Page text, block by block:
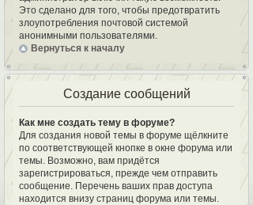
Это сделано для того, чтобы предотвратить
злоупотребления почтовой системой
анонимными пользователями.
Вернуться к началу
Создание сообщений
Как мне создать тему в форуме?
Для создания новой темы в форуме щёлкните
по соответствующей кнопке в окне форума или
темы. Возможно, вам придётся
зарегистрироваться, прежде чем отправить
сообщение. Перечень ваших прав доступа
находится внизу страниц форума или темы.